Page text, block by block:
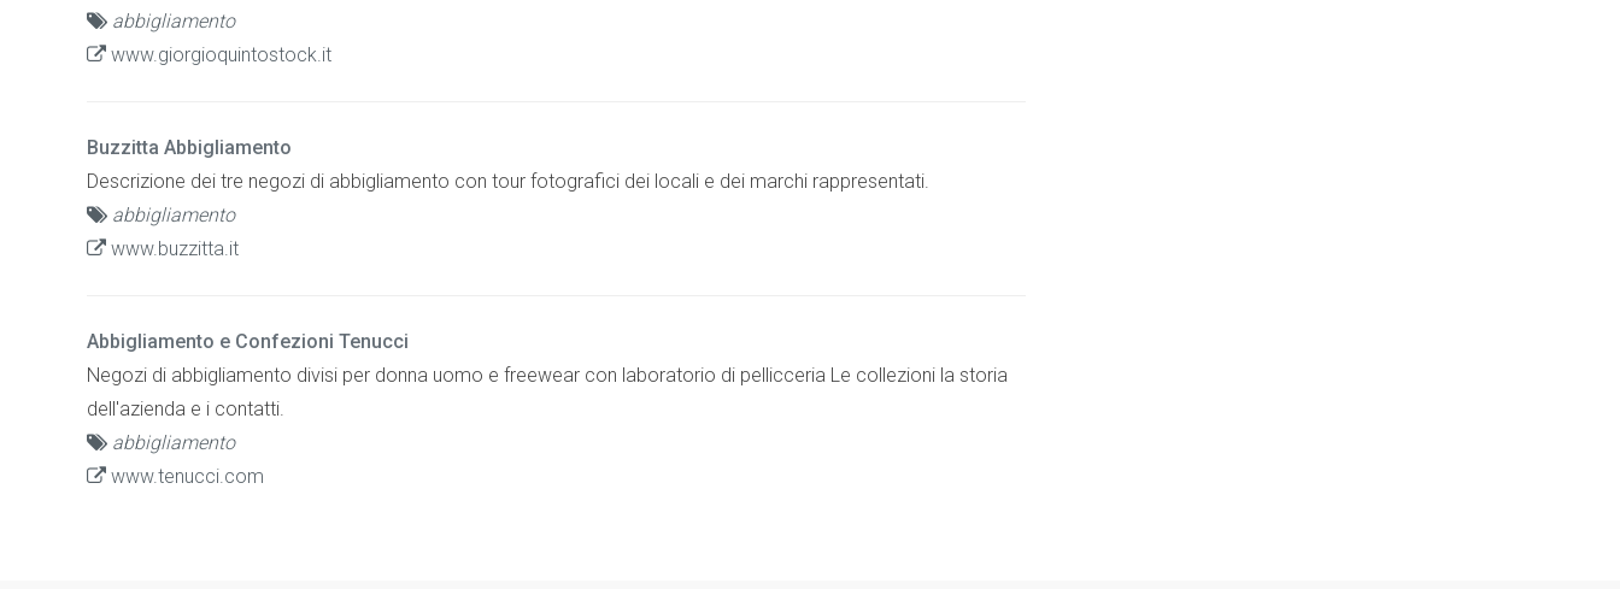
abbigliamento
www.giorgioquintostock.it
Buzzitta Abbigliamento
Descrizione dei tre negozi di abbigliamento con tour fotografici dei locali e dei marchi rappresentati.
abbigliamento
www.buzzitta.it
Abbigliamento e Confezioni Tenucci
Negozi di abbigliamento divisi per donna uomo e freewear con laboratorio di pellicceria Le collezioni la storia
dell'azienda e i contatti.
abbigliamento
www.tenucci.com